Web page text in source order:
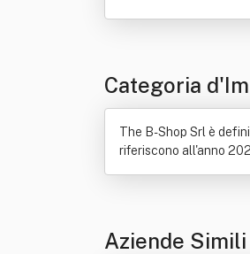
Categoria
The B-Shop Srl è
riferiscono all'anno
Aziende Simili